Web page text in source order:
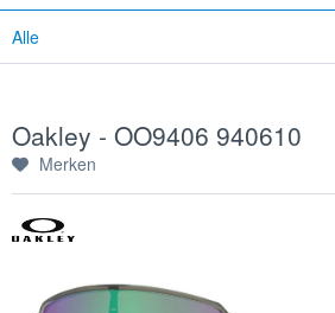
Alle
Oakley - OO9406 940610
Merken